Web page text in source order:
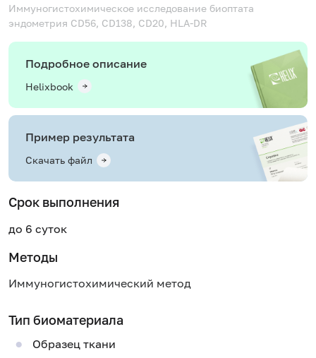
Иммуногистохимическое исследование биоптата
эндометрия СD56, CD138, CD20, HLA-DR
Подробное описание
Helixbook
Пример результата
Скачать файл
Срок выполнения
до 6 суток
Методы
Иммуногистохимический метод
Тип биоматериала
Образец ткани